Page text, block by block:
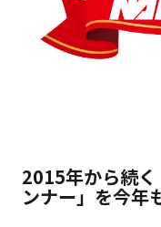
2015年から続
ンナー」を今年